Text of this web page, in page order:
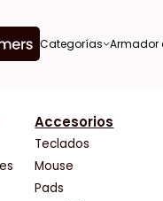
Categorías Armador
Accesorios
Teclados
Mouse
Pads
CX
Cooler Master
Corsair
Acuario